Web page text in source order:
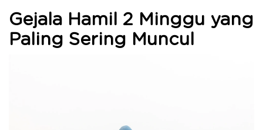
Gejala Hamil 2 Minggu yang
Paling Sering Muncul